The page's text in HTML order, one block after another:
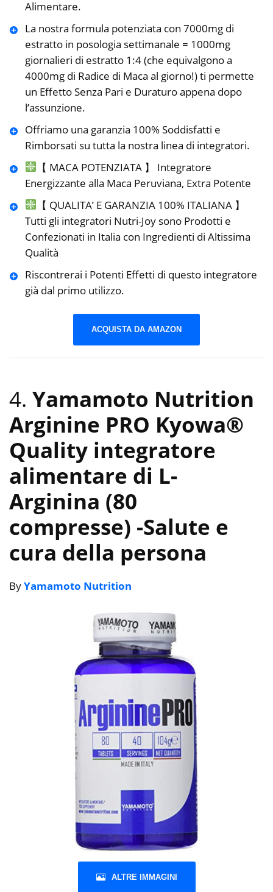
Alimentare.
La nostra formula potenziata con 7000mg di
estratto in posologia settimanale = 1000mg
giornalieri di estratto 1:4 (che equivalgono a
4000mg di Radice di Maca al giorno!) ti permette
un Effetto Senza Pari e Duraturo appena dopo
l’assunzione.
Offriamo una garanzia 100% Soddisfatti e
Rimborsati su tutta la nostra linea di integratori.
【 MACA POTENZIATA 】 Integratore
Energizzante alla Maca Peruviana, Extra Potente
【 QUALITA’ E GARANZIA 100% ITALIANA 】
Tutti gli integratori Nutri-Joy sono Prodotti e
Confezionati in Italia con Ingredienti di Altissima
Qualità
Riscontrerai i Potenti Effetti di questo integratore
già dal primo utilizzo.
ACQUISTA DA AMAZON
4. Yamamoto Nutrition
Arginine PRO Kyowa®
Quality integratore
alimentare di L-
Arginina (80
compresse) -Salute e
cura della persona
ByYamamoto Nutrition
ALTRE IMMAGINI